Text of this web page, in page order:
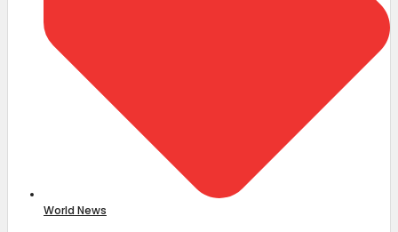
World News